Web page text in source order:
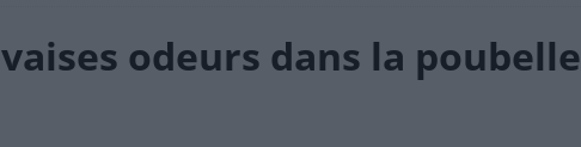
odeurs dans la poubelle